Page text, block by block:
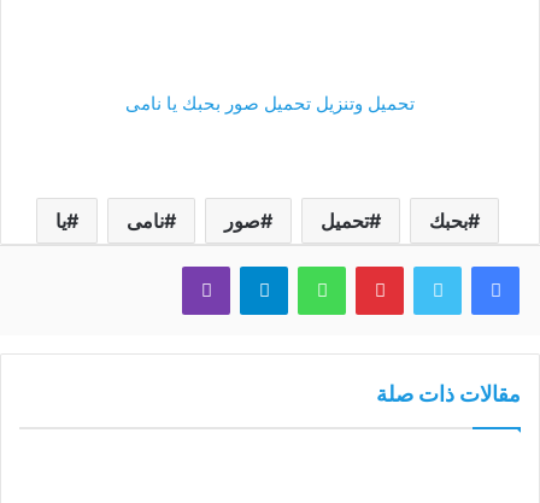
تحميل وتنزيل تحميل صور بحبك يا نامى
بحبك تحميل صور نامى يا
فيسبوك تويتر بينتيريستواتساب تيلقرام ڤايبر
مقالات ذات صلة